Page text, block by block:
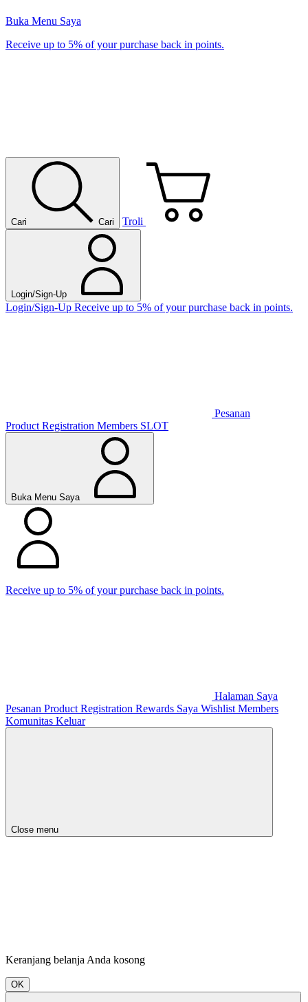
Buka Menu Saya
Receive up to 5% of your purchase back in points.
Cari Cari Troli
Login/Sign-Up
Login/Sign-Up Receive up to 5% of your purchase back in points.
Pesanan
Product Registration Members SLOT
Buka Menu Saya
Receive up to 5% of your purchase back in points.
Halaman Saya
Pesanan Product Registration Rewards Saya Wishlist Members
Komunitas Keluar
Close menu
Keranjang belanja Anda kosong
OK